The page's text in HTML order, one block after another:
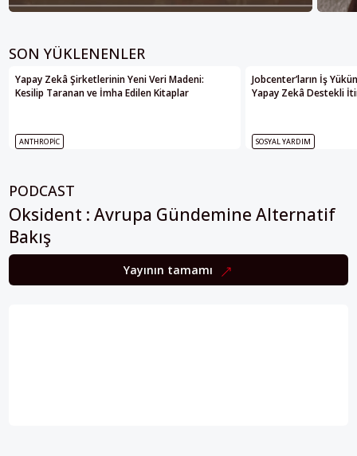
SON YÜKLENENLER
Yapay Zekâ Şirketlerinin Yeni Veri Madeni:
Kesilip Taranan ve İmha Edilen Kitaplar
ANTHROPIC
Jobcenter’ların İş
Yapay Zekâ Destekli
SOSYAL YARDIM
PODCAST
Oksident : Avrupa Gündemine Alternatif
Bakış
Yayının tamamı